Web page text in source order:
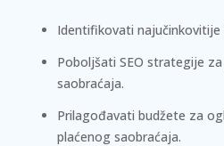
Identifikovati najučinkovitije
Poboljšati SEO strategije
saobraćaja.
Prilagođavati budžete za
plaćenog saobraćaja.